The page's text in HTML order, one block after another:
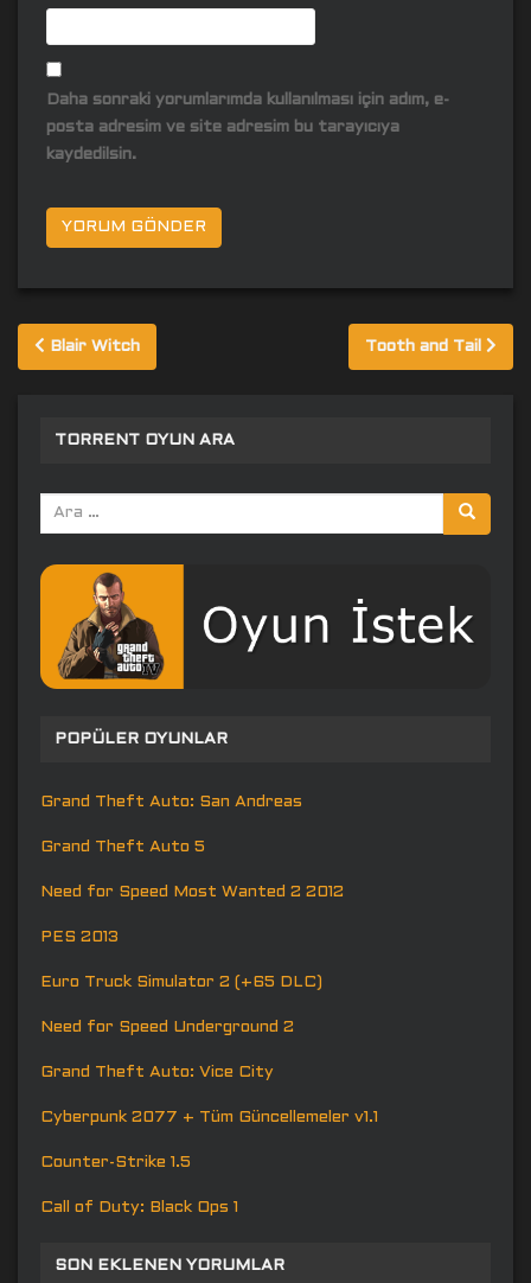
Daha sonraki yorumlarımda kullanılması için adım, e-
posta adresim ve site adresim bu tarayıcıya
kaydedilsin.
Yazı
gezinmesi
Blair Witch Tooth and Tail
TORRENT OYUN ARA
Arama
yap:
POPÜLER OYUNLAR
Grand Theft Auto: San Andreas
Grand Theft Auto 5
Need for Speed Most Wanted 2 2012
PES 2013
Euro Truck Simulator 2 (+65 DLC)
Need for Speed Underground 2
Grand Theft Auto: Vice City
Cyberpunk 2077 + Tüm Güncellemeler v1.1
Counter-Strike 1.5
Call of Duty: Black Ops 1
SON EKLENEN YORUMLAR